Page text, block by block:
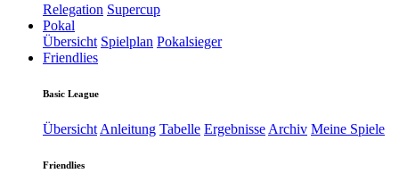
Relegation Supercup
Pokal
Übersicht Spielplan Pokalsieger
Friendlies
Basic League
Übersicht Anleitung Tabelle Ergebnisse Archiv Meine Spiele
Friendlies